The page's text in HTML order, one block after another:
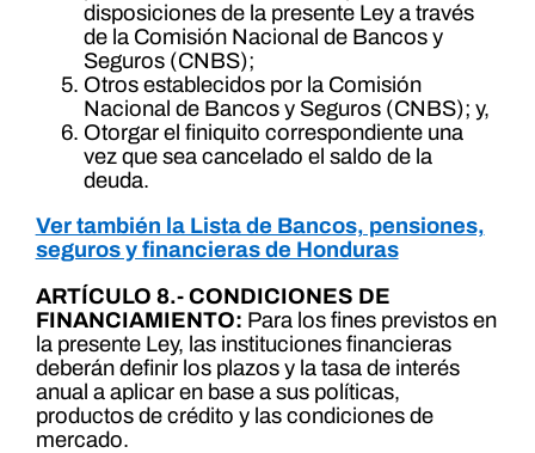
disposiciones de la presente Ley a través
de la Comisión Nacional de Bancos y
Seguros (CNBS);
Otros establecidos por la Comisión
Nacional de Bancos y Seguros (CNBS); y,
Otorgar el finiquito correspondiente una
vez que sea cancelado el saldo de la
deuda.
Ver también la Lista de Bancos, pensiones,
seguros y financieras de Honduras
ARTÍCULO 8.- CONDICIONES DE
FINANCIAMIENTO: Para los fines previstos en
la presente Ley, las instituciones financieras
deberán definir los plazos y la tasa de interés
anual a aplicar en base a sus políticas,
productos de crédito y las condiciones de
mercado.